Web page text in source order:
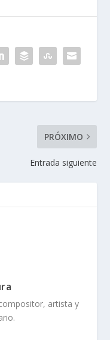
PRÓXIMO
Entrada siguiente
artista y